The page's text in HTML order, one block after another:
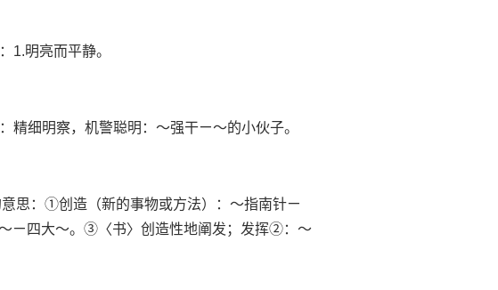
1.明亮而平静。
精细明察，机警聪明：～强干ㄧ～的小伙子。
意思：①创造（新的事物或方法）：～指南针ㄧ
ㄧ四大～。③〈书〉创造性地阐发；发挥②：～